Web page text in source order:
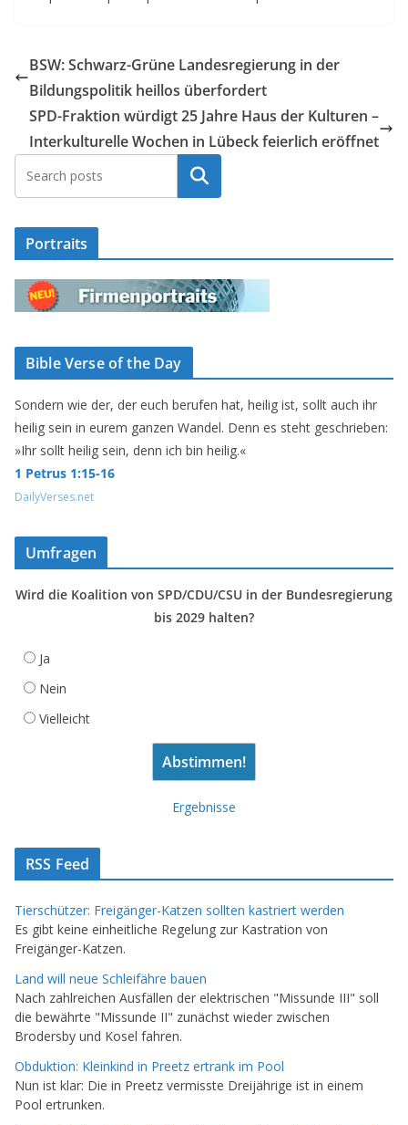
BSW: Schwarz-Grüne Landesregierung in der
Bildungspolitik heillos überfordert
SPD-Fraktion würdigt 25 Jahre Haus der Kulturen –
Interkulturelle Wochen in Lübeck feierlich eröffnet
Suchen
Portraits
Bible Verse of the Day
Sondern wie der, der euch berufen hat, heilig ist, sollt auch ihr
heilig sein in eurem ganzen Wandel. Denn es steht geschrieben:
»Ihr sollt heilig sein, denn ich bin heilig.«
1 Petrus 1:15-16
DailyVerses.net
Umfragen
Wird die Koalition von SPD/CDU/CSU in der Bundesregierung
bis 2029 halten?
Ja
Nein
Vielleicht
Ergebnisse
RSS Feed
Tierschützer: Freigänger-Katzen sollten kastriert werden
Es gibt keine einheitliche Regelung zur Kastration von
Freigänger-Katzen.
Land will neue Schleifähre bauen
Nach zahlreichen Ausfällen der elektrischen "Missunde III" soll
die bewährte "Missunde II" zunächst wieder zwischen
Brodersby und Kosel fahren.
Obduktion: Kleinkind in Preetz ertrank im Pool
Nun ist klar: Die in Preetz vermisste Dreijährige ist in einem
Pool ertrunken.